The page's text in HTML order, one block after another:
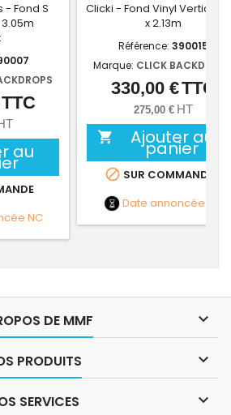
- Fond S
TTC
au
NC
Clicki - Fond Vinyl Vertical
x 2.13m
Référence: 390015
Marque: CLICK
Prix
330,00 €TTC
275,00 € HT
 Ajouter au
panier
 SUR COMMANDE
Date annoncée
DE MMF 
PRODUITS 
SERVICES 